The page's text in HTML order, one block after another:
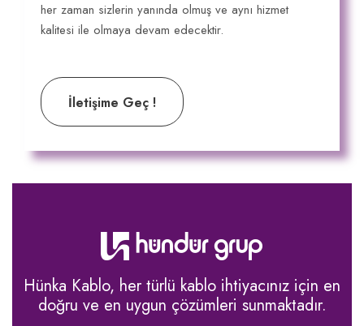
her zaman sizlerin yanında olmuş ve aynı hizmet
kalitesi ile olmaya devam edecektir.
İletişime Geç !
Hünka Kablo, her türlü kablo ihtiyacınız için en
doğru ve en uygun çözümleri sunmaktadır.